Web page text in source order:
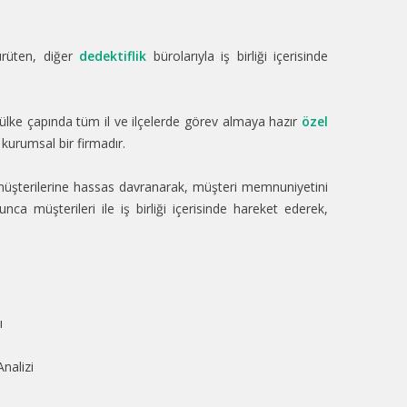
diğer dedektiflik bürolarıyla iş birliği içerisinde
çapında tüm il ve ilçelerde görev almaya hazır özel
bir firmadır.
hassas davranarak, müşteri memnuniyetini
müşterileri ile iş birliği içerisinde hareket ederek,